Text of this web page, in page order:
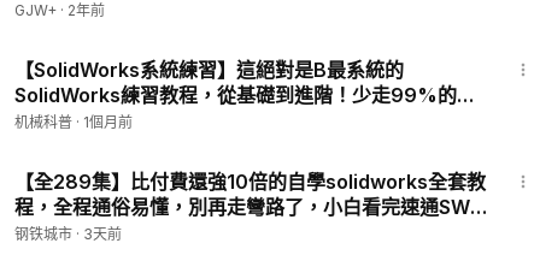
GJW+ · 2年前
【SolidWorks系統練習】這絕對是B最系統的
SolidWorks練習教程，從基礎到進階！少走99%的彎
路，我相信你一定能學會！ P3 - 基礎練習：第2題
机械科普 · 1個月前
【全289集】比付費還強10倍的自學solidworks全套教
程，全程通俗易懂，別再走彎路了，小白看完速通SW
建模！ P5 - 草圖繪製篇：2.圓弧繪製
钢铁城市 · 3天前